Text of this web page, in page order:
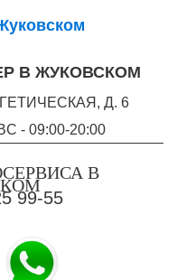
В ЖУКОВСКОМ
Д. 6
- 09:00-20:00
99-55